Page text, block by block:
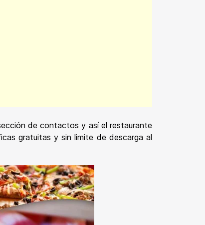
de contactos y así el restaurante
gratuitas y sin limite de descarga al